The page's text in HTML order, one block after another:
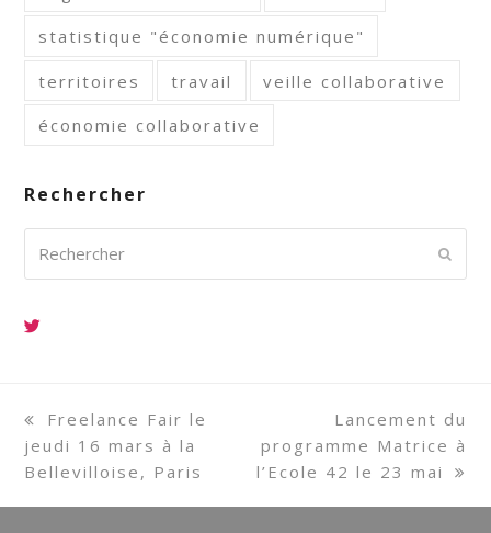
statistique "économie numérique"
territoires travail veille collaborative
économie collaborative
Rechercher
previous
post:
Freelance Fair le
jeudi 16 mars à la
Bellevilloise, Paris
next
post:
Lancement du
programme Matrice à
l’Ecole 42 le 23 mai